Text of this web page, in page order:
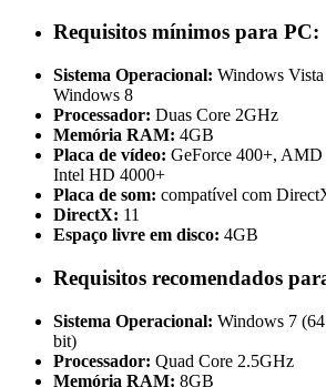
Requisitos mínimos para PC:
Sistema Operacional: Windows
Windows 8
Processador: Duas Core 2GHz
Memória RAM: 4GB
Placa de vídeo: GeForce 400+,
Intel HD 4000+
Placa de som: compatível com
DirectX: 11
Espaço livre em disco: 4GB
Requisitos recomendados
Sistema Operacional: Windows 7
bit)
Processador: Quad Core 2.5GHz
Memória RAM: 8GB